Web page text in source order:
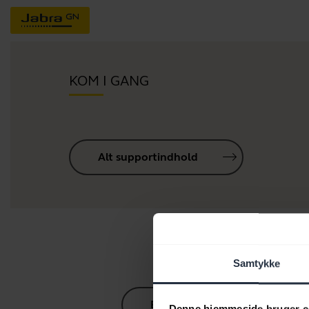
Samtykke
KOM I GANG
Alt supportindhold
Bluetooth parringsguide